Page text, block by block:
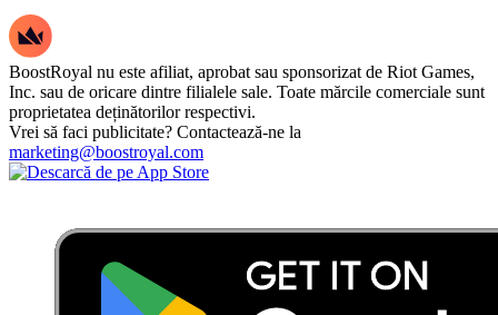
BoostRoyal nu este afiliat, aprobat sau sponsorizat de Riot Games,
Inc. sau de oricare dintre filialele sale. Toate mărcile comerciale sunt
proprietatea deținătorilor respectivi.
Vrei să faci publicitate? Contactează-ne la
marketing@boostroyal.com